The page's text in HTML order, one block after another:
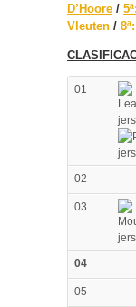
D’Hoore /
Vleuten /
01
02
03
04
05